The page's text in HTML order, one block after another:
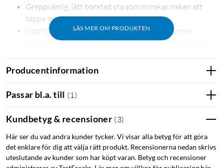
LÄS MER OM PRODUKTEN
Greppvänlig, lätt borstad yta som minskar risken att
tappa mobilen.
Upphöjda kanter som skyddar skärm och kamera.
Mikrofiberfoder på insidan som hjälper till att motverka
Skyddar mot stötar och repor
Skalet är falltestat och klarar fall upp till 2 m. Upphöjda kanter
ned eller råkar tappas. Insidan är klädd med mikrofiber som
Fungerar med MagSafe
Producentinformation
Passar bl.a. till (1)
Kundbetyg & recensioner (3)
Här ser du vad andra kunder tycker. Vi visar alla betyg för att göra
det enklare för dig att välja rätt produkt. Recensionerna nedan skrivs
uteslutande av kunder som har köpt varan. Betyg och recensioner